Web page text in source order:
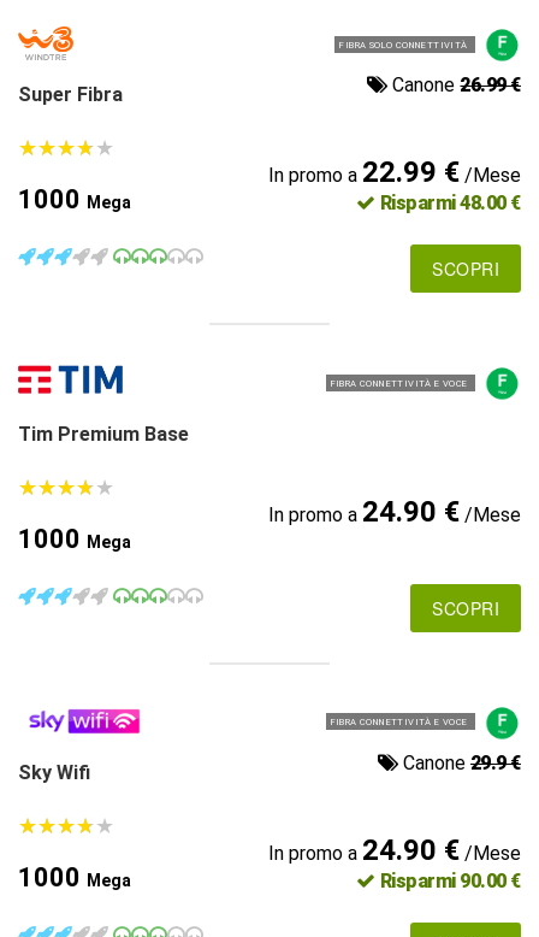
FIBRA SOLO CONNETTIVITÀ
Super Fibra Canone26.99 €
★★★★★
★★★★★
1000 Mega
In promo a 22.99 €/Mese
Risparmi 48.00 €
SCOPRI
FIBRA CONNETTIVITÀ E VOCE
Tim Premium Base
★★★★★
★★★★★
1000 Mega
In promo a 24.90 €/Mese
SCOPRI
FIBRA CONNETTIVITÀ E VOCE
Sky Wifi Canone 29.9 €
★★★★★
★★★★★
1000 Mega
In promo a 24.90 €/Mese
Risparmi 90.00 €